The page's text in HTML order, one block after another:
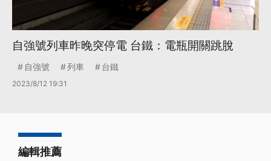
自強號列車昨晚突停電 台鐵：電瓶開關跳脫
自強號 列車 台鐵
2023/8/12 19:31
編輯推薦